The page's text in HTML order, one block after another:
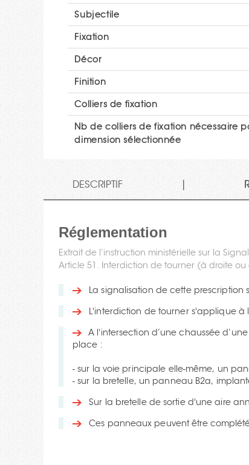
Subjectile
Fixation
Décor
Finition
Colliers de fixation
Nb de colliers de fixation nécessaire
dimension sélectionnée
DESCRIPTIF
Réglementation
Extrait de l’instruction ministérielle sur la
Article 51. Interdiction de tourner (à droite
La signalisation de cette prescription
L'interdiction de tourner s'applique à
A l'intersection d’une chaussée
place :
- sur la voie principale elle-même, un
- sur la bretelle, un panneau B2a,
Sur la bretelle de sortie d'une aire
Ces panneaux peuvent être